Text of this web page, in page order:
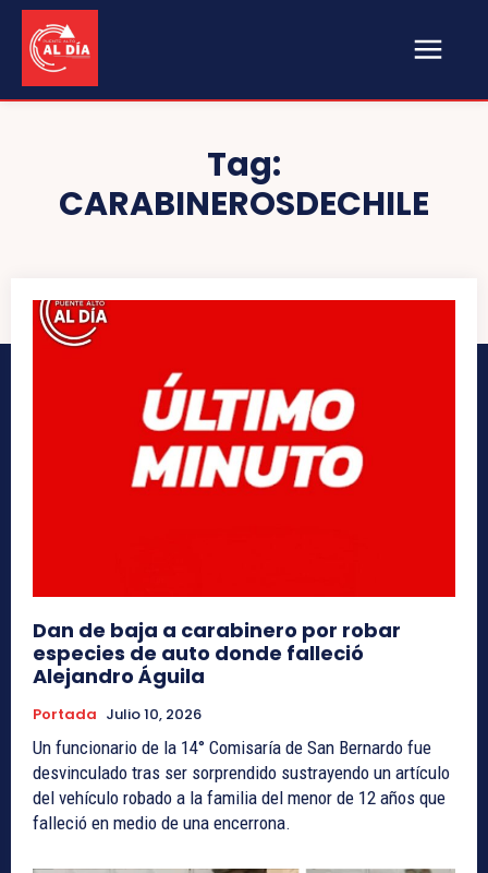
Tag:
CARABINEROSDECHILE
Dan de baja a carabinero por robar
especies de auto donde falleció
Alejandro Águila
Portada Julio 10, 2026
Un funcionario de la 14° Comisaría de San Bernardo fue
desvinculado tras ser sorprendido sustrayendo un artículo
del vehículo robado a la familia del menor de 12 años que
falleció en medio de una encerrona.